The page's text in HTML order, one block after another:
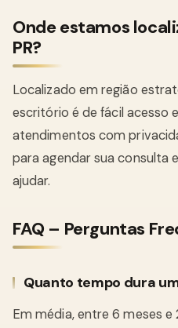
Onde estamos
PR?
Localizado em região
escritório é de fácil acesso
atendimentos com
para agendar sua consulta
ajudar.
FAQ – Perguntas
Quanto tempo dura
Em média, entre 6 meses